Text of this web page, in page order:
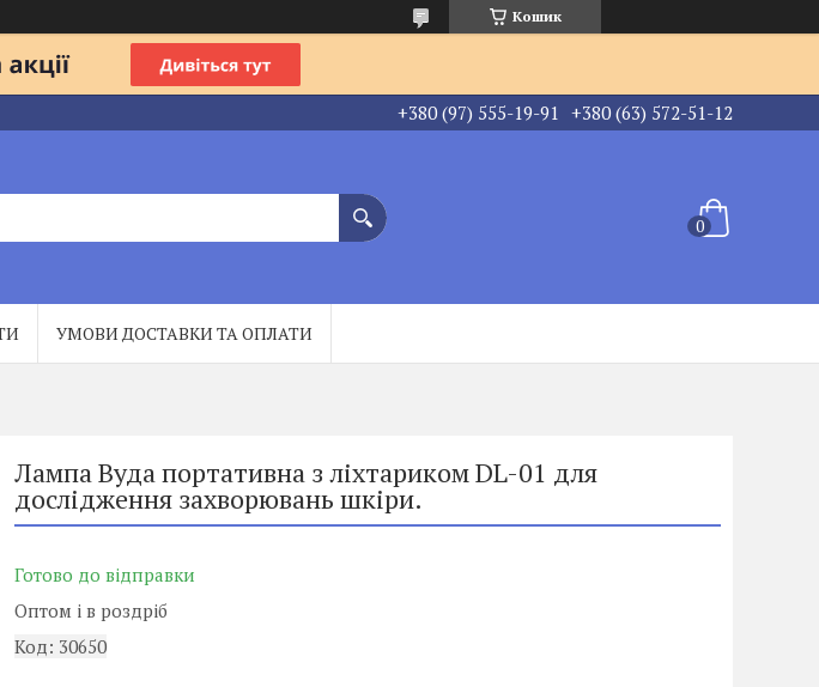
Кошик
+380 (97) 555-19-91 +380 (63) 572-51-12
УМОВИ ДОСТАВКИ ТА ОПЛАТИ
Лампа Вуда портативна з ліхтариком DL-01 для
дослідження захворювань шкіри.
Готово до відправки
Оптом і в роздріб
Код: 30650